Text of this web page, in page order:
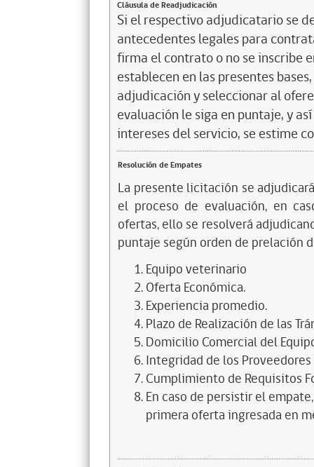
Cláusula de Readjudicación
Si el respectivo adjudicatario se
antecedentes legales para
firma el contrato o no se inscribe
establecen en las presentes
adjudicación y seleccionar al
evaluación le siga en puntaje, y
intereses del servicio, se estime
Resolución de Empates
La presente licitación se
el proceso de evaluación, en
ofertas, ello se resolverá
puntaje según orden de prelación
Equipo veterinario
Oferta Económica.
Experiencia promedio.
Plazo de Realización de las
Domicilio Comercial del
Integridad de los Proveedores
Cumplimiento de Requisitos
En caso de persistir el
primera oferta ingresada en